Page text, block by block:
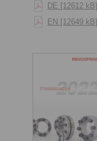
DE [12612 kB]
EN [12649 kB]